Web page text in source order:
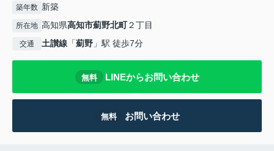
築年数 新築
所在地 高知県高知市薊野北町２丁目
交通 土讃線 「薊野 」駅 徒歩7分
無料 LINEからお問い合わせ
無料 お問い合わせ